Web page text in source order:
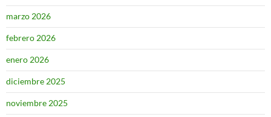
marzo 2026
febrero 2026
enero 2026
diciembre 2025
noviembre 2025